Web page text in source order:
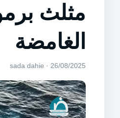
مثلث
الغامضة
26/08/2025 · sada dahie